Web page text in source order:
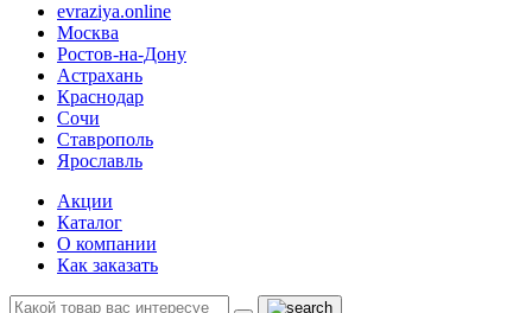
evraziya.online
Москва
Ростов-на-Дону
Астрахань
Краснодар
Сочи
Ставрополь
Ярославль
Акции
Каталог
О компании
Как заказать